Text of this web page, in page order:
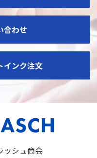
合わせ
インク注文
ッシュ商会